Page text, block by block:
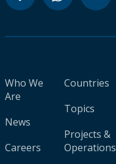
Who We
Are
News
Careers
Countries
Topics
Projects &
Operations